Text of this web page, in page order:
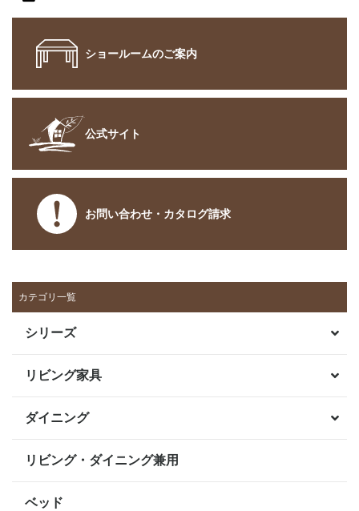
ショールームのご案内
公式サイト
お問い合わせ・カタログ請求
カテゴリ一覧
シリーズ
リビング家具
ダイニング
リビング・ダイニング兼用
ベッド